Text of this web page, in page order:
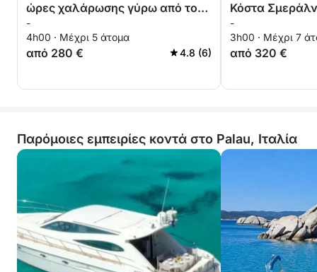
ώρες χαλάρωσης γύρω από το
αρχιπέλαγος
-
4h00 · Μέχρι 5 άτομα
από 280 € 4.8 (6)
Κόστα
-
3h00 · Μέχρι 7
από 320 €
Παρόμοιες εμπειρίες κοντά στο Palau, Ιταλία